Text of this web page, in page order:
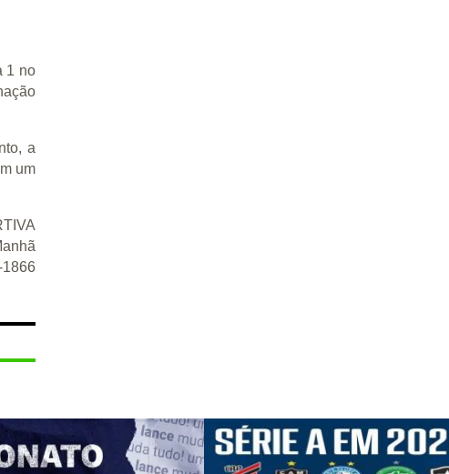
1 no
a
um